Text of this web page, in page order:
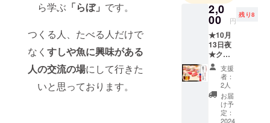
ら学ぶ 「らぼ」 です。
つくる人、たべる人だけで
なくすしや魚に興味がある
人の交流の場にして行きた
いと思っております。
親と共にカ
ウンターに
立ちつつ、
ケータリン
グ事業を開
業。
県内、首都
圏を中心に
出張鮨を行
2,0
00 円
残り8
★10月
13日夜
★クラ
ウド
ファン
ディン
グ終了
直前！
プロ
支援
者：
2人
お届
け予
定：
2024